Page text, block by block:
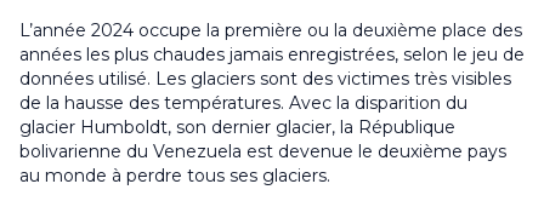
L’année 2024 occupe la première ou la deuxième place des
années les plus chaudes jamais enregistrées, selon le jeu de
données utilisé. Les glaciers sont des victimes très visibles
de la hausse des températures. Avec la disparition du
glacier Humboldt, son dernier glacier, la République
bolivarienne du Venezuela est devenue le deuxième pays
au monde à perdre tous ses glaciers.